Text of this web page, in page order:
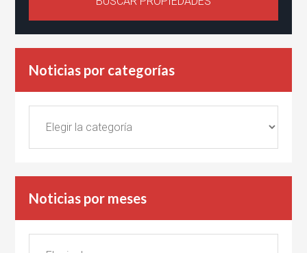
Noticias por categorías
categorías
Noticias por meses